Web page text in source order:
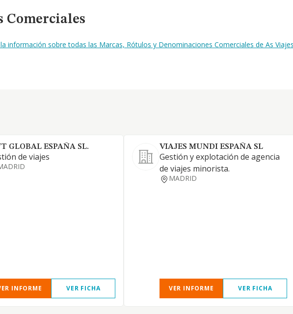
Comerciales
información sobre todas las Marcas, Rótulos y Denominaciones Comerciales de As
GLOBAL ESPAÑA SL.
de viajes
INFORME VER FICHA
VIAJES MUNDI ESPAÑA SL
Gestión y explotación de agencia
de viajes minorista.
MADRID
VER INFORME VER FICHA